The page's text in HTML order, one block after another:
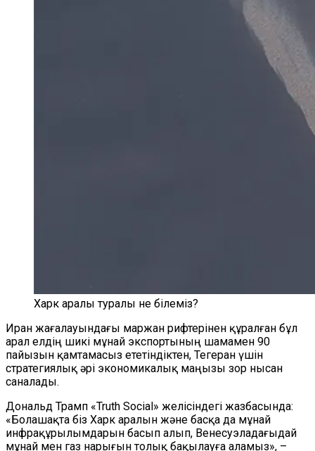
Харк аралы туралы не білеміз?
Иран жағалауындағы маржан рифтерінен құралған бұл
арал елдің шикі мұнай экспортының шамамен 90
пайызын қамтамасыз ететіндіктен, Тегеран үшін
стратегиялық әрі экономикалық маңызы зор нысан
саналады.
Дональд Трамп «Truth Social» желісіндегі жазбасында:
«Болашақта біз Харк аралын және басқа да мұнай
инфрақұрылымдарын басып алып, Венесуэладағыдай
мұнай мен газ нарығын толық бақылауға аламыз», –